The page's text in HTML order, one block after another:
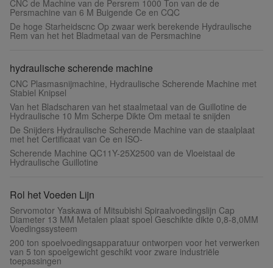
CNC de Machine van de Persrem 1000 Ton van de de
Persmachine van 6 M Buigende Ce en CQC
De hoge Starheidscnc Op zwaar werk berekende Hydraulische
Rem van het het Bladmetaal van de Persmachine
hydraulische scherende machine
CNC Plasmasnijmachine, Hydraulische Scherende Machine met
Stabiel Knipsel
Van het Bladscharen van het staalmetaal van de Guillotine de
Hydraulische 10 Mm Scherpe Dikte Om metaal te snijden
De Snijders Hydraulische Scherende Machine van de staalplaat
met het Certificaat van Ce en ISO-
Scherende Machine QC11Y-25X2500 van de Vloeistaal de
Hydraulische Guillotine
Rol het Voeden Lijn
Servomotor Yaskawa of Mitsubishi Spiraalvoedingslijn Cap
Diameter 13 MM Metalen plaat spoel Geschikte dikte 0,8-8,0MM
Voedingssysteem
200 ton spoelvoedingsapparatuur ontworpen voor het verwerken
van 5 ton spoelgewicht geschikt voor zware industriële
toepassingen